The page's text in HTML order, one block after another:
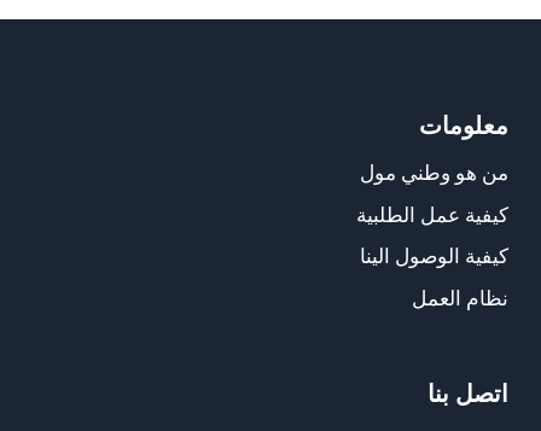
معلومات
من هو وطني مول
كيفية عمل الطلبية
كيفية الوصول الينا
نظام العمل
اتصل بنا